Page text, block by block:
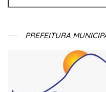
PREFEITURA